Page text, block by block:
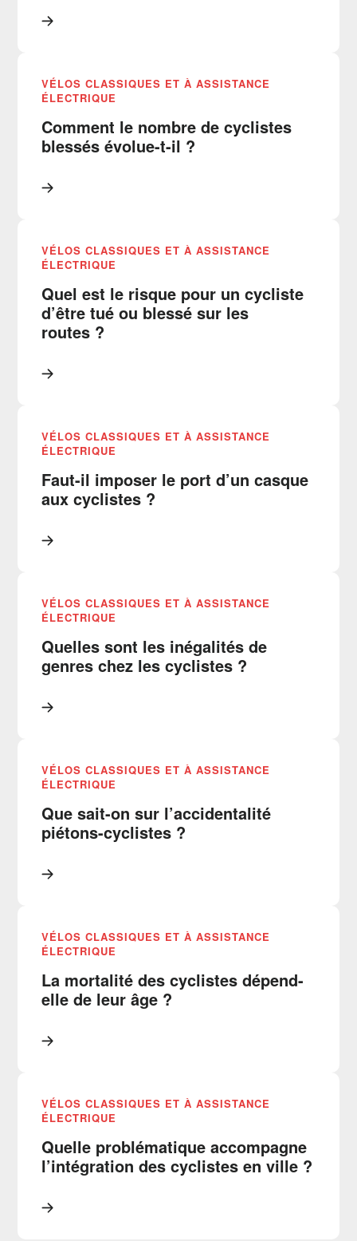
VÉLOS CLASSIQUES ET À ASSISTANCE
ÉLECTRIQUE
Comment le nombre de cyclistes
blessés évolue-t-il ?
VÉLOS CLASSIQUES ET À ASSISTANCE
ÉLECTRIQUE
Quel est le risque pour un cycliste
d’être tué ou blessé sur les
routes ?
VÉLOS CLASSIQUES ET À ASSISTANCE
ÉLECTRIQUE
Faut-il imposer le port d’un casque
aux cyclistes ?
VÉLOS CLASSIQUES ET À ASSISTANCE
ÉLECTRIQUE
Quelles sont les inégalités de
genres chez les cyclistes ?
VÉLOS CLASSIQUES ET À ASSISTANCE
ÉLECTRIQUE
Que sait-on sur l’accidentalité
piétons-cyclistes ?
VÉLOS CLASSIQUES ET À ASSISTANCE
ÉLECTRIQUE
La mortalité des cyclistes dépend-
elle de leur âge ?
VÉLOS CLASSIQUES ET À ASSISTANCE
ÉLECTRIQUE
Quelle problématique accompagne
l’intégration des cyclistes en ville ?